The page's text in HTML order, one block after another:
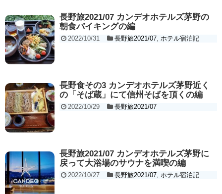
長野旅2021/07 カンデオホテルズ茅野の
朝食バイキングの編
2022/10/31 長野旅2021/07, ホテル宿泊記
長野食その3 カンデオホテルズ茅野近く
の「そば蔵」にて信州そばを頂くの編
2022/10/29 長野旅2021/07
長野旅2021/07 カンデオホテルズ茅野に
戻って大浴場のサウナを満喫の編
2022/10/27 長野旅2021/07, ホテル宿泊記